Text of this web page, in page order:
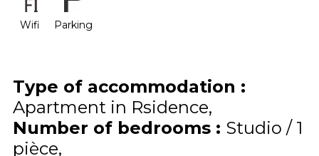
Wifi Parking
Type of accommodation :
Apartment in Rsidence
Number of bedrooms : Studio / 1
pièce